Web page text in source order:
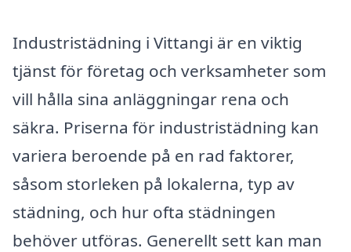
Industristädning i Vittangi är en viktig
tjänst för företag och verksamheter som
vill hålla sina anläggningar rena och
säkra. Priserna för industristädning kan
variera beroende på en rad faktorer,
såsom storleken på lokalerna, typ av
städning, och hur ofta städningen
behöver utföras. Generellt sett kan man